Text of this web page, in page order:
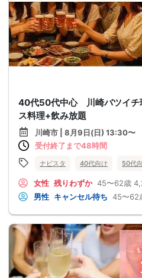
40代50代中心 川崎バツイ
ス料理+飲み放題
川崎市 | 8月9日(日) 13:30〜
受付終了まで48時間
ナビスタ 40代向け 50代
女性 残りわずか 45〜62歳
男性 キャンセル待ち 45〜62